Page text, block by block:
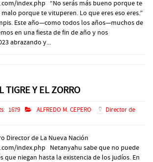
index.php “No serás más bueno porque te
porque te vituperen. Lo que eres eso eres.”
Este año—como todos los años—muchos de
en una fiesta de fin de año y nos
abrazando y...
TIGRE Y EL ZORRO
1679 ALFREDO M. CEPERO
Director de
Director de La Nueva Nación
index.php Netanyahu sabe que no puede
que niegan hasta la existencia de los judíos. En